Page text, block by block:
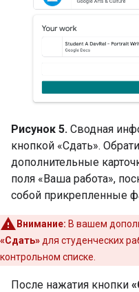
Рисунок 5. Сводная
кнопкой «Сдать».
дополнительные
поля «Ваша работа»,
собой прикрепленные
Внимание: В вашем
«Сдать» для студенческих
контрольном списке.
После нажатия кнопки